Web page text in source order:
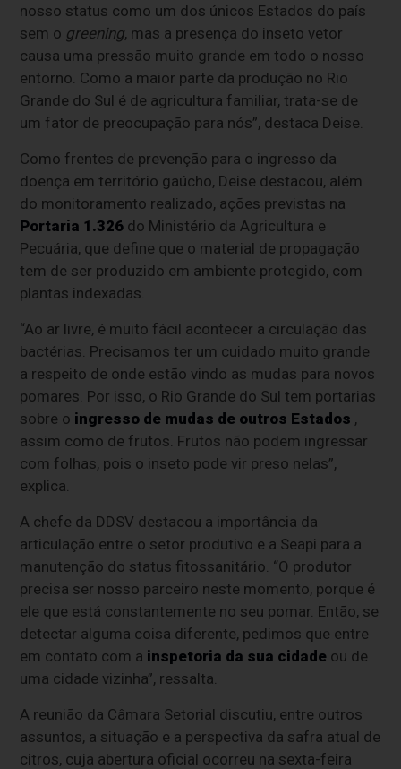
nosso status como um dos únicos Estados do país
sem o greening, mas a presença do inseto vetor
causa uma pressão muito grande em todo o nosso
entorno. Como a maior parte da produção no Rio
Grande do Sul é de agricultura familiar, trata-se de
um fator de preocupação para nós”, destaca Deise.
Como frentes de prevenção para o ingresso da
doença em território gaúcho, Deise destacou, além
do monitoramento realizado, ações previstas na
Portaria 1.326 do Ministério da Agricultura e
Pecuária, que define que o material de propagação
tem de ser produzido em ambiente protegido, com
plantas indexadas.
“Ao ar livre, é muito fácil acontecer a circulação das
bactérias. Precisamos ter um cuidado muito grande
a respeito de onde estão vindo as mudas para novos
pomares. Por isso, o Rio Grande do Sul tem portarias
sobre o ingresso de mudas de outros Estados ,
assim como de frutos. Frutos não podem ingressar
com folhas, pois o inseto pode vir preso nelas”,
explica.
A chefe da DDSV destacou a importância da
articulação entre o setor produtivo e a Seapi para a
manutenção do status fitossanitário. “O produtor
precisa ser nosso parceiro neste momento, porque é
ele que está constantemente no seu pomar. Então, se
detectar alguma coisa diferente, pedimos que entre
em contato com a inspetoria da sua cidade ou de
uma cidade vizinha”, ressalta.
A reunião da Câmara Setorial discutiu, entre outros
assuntos, a situação e a perspectiva da safra atual de
citros, cuja abertura oficial ocorreu na sexta-feira